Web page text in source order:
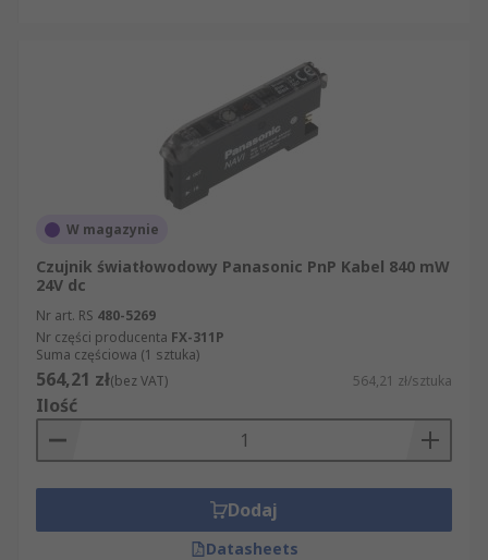
W magazynie
Czujnik światłowodowy Panasonic PnP Kabel 840 mW
24V dc
Nr art. RS 480-5269
Nr części producenta FX-311P
Suma częściowa (1 sztuka)
564,21 zł(bez VAT) 564,21 zł/sztuka
Ilość
Dodaj
Datasheets